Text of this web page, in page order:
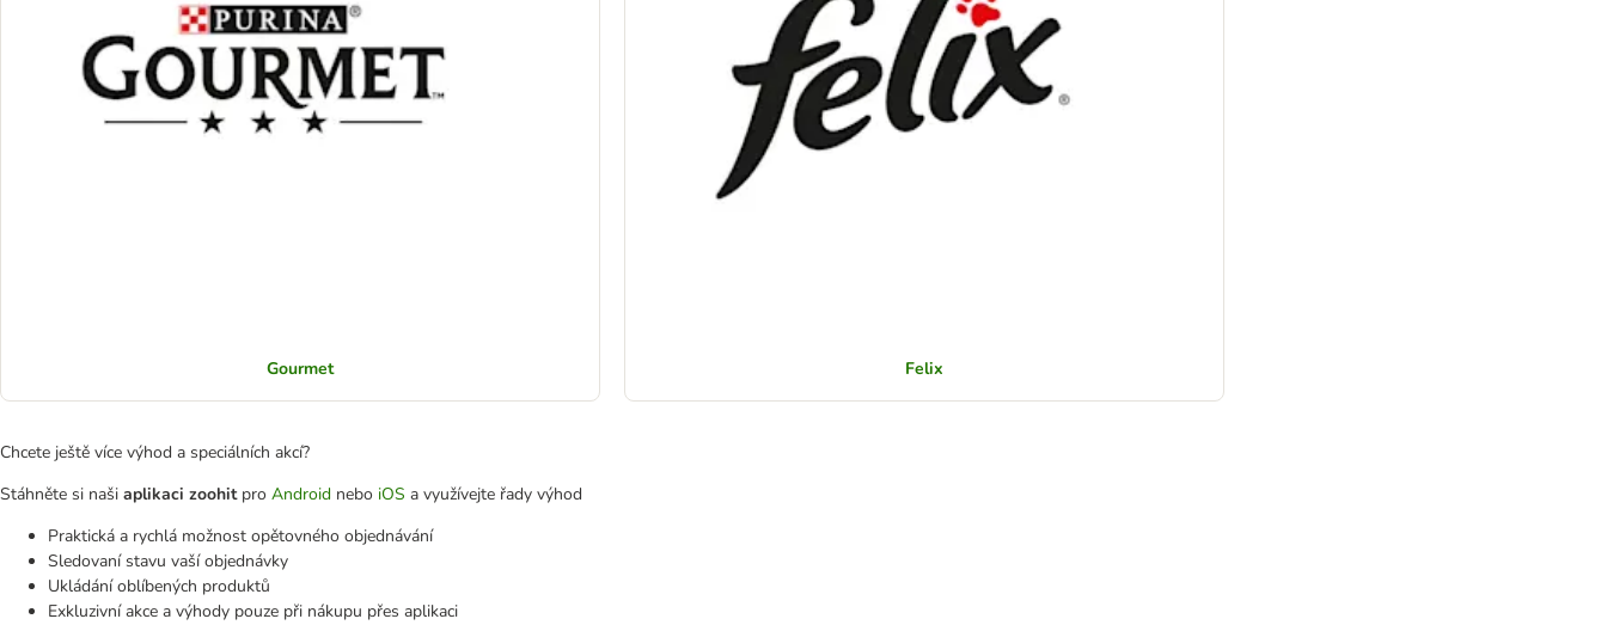
Gourmet Felix
Chcete ještě více výhod a speciálních akcí?
Stáhněte si naši aplikaci zoohitpro Android nebo iOS a využívejte řady výhod
Praktická a rychlá možnost opětovného objednávání
Sledovaní stavu vaší objednávky
Ukládání oblíbených produktů
Exkluzivní akce a výhody pouze při nákupu přes aplikaci